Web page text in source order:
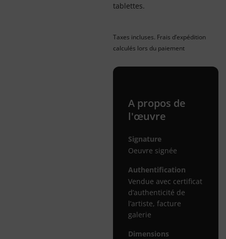
tablettes.
Taxes incluses. Frais d’expédition
calculés lors du paiement
A propos de
l'œuvre
Signature
Oeuvre signée
Authentification
Vendue avec certificat
d’authenticité de
l’artiste, facture
galerie
Dimensions